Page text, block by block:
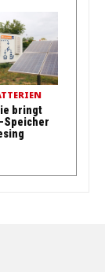
bringt
Speicher